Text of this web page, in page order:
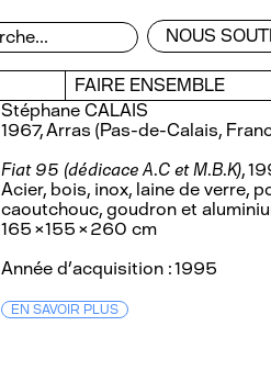
NOUS
FAIRE ENSEMBLE
Stéphane CALAIS
1967, Arras (Pas-de-Calais,
Fiat 95 (dédicace A.C et M.B.K),
Acier, bois, inox, laine de verre,
caoutchouc, goudron et
165 × 155 × 260 cm
Année d’acquisition : 1995
EN SAVOIR PLUS